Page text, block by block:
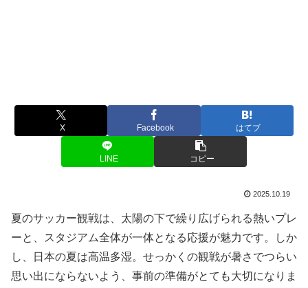
X Facebook はてブ
LINE コピー
2025.10.19
夏のサッカー観戦は、太陽の下で繰り広げられる熱いプレ
ーと、スタジアム全体が一体となる応援が魅力です。しか
し、日本の夏は高温多湿。せっかくの観戦が暑さでつらい
思い出にならないよう、事前の準備がとても大切になりま